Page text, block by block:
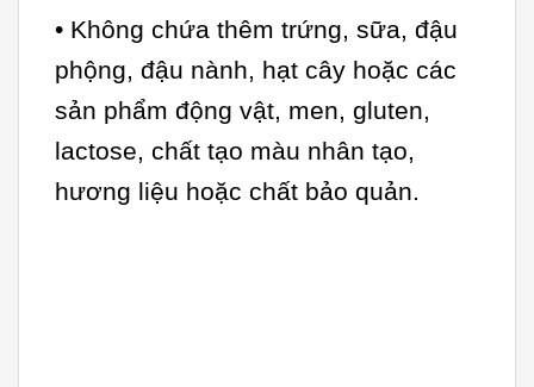
• Không chứa thêm trứng, sữa, đậu
phộng, đậu nành, hạt cây hoặc các
sản phẩm động vật, men, gluten,
lactose, chất tạo màu nhân tạo,
hương liệu hoặc chất bảo quản.